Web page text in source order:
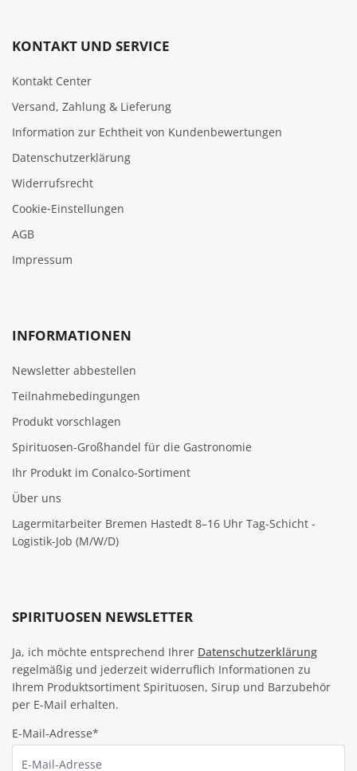
KONTAKT UND SERVICE
Kontakt Center
Versand, Zahlung & Lieferung
Information zur Echtheit von Kundenbewertungen
Datenschutzerklärung
Widerrufsrecht
Cookie‑Einstellungen
AGB
Impressum
INFORMATIONEN
Newsletter abbestellen
Teilnahmebedingungen
Produkt vorschlagen
Spirituosen-Großhandel für die Gastronomie
Ihr Produkt im Conalco-Sortiment
Über uns
Lagermitarbeiter Bremen Hastedt 8–16 Uhr Tag-Schicht -
Logistik-Job (M/W/D)
SPIRITUOSEN NEWSLETTER
Ja, ich möchte entsprechend Ihrer Datenschutzerklärung
regelmäßig und jederzeit widerruflich Informationen zu
Ihrem Produktsortiment Spirituosen, Sirup und Barzubehör
per E-Mail erhalten.
E-Mail-Adresse*